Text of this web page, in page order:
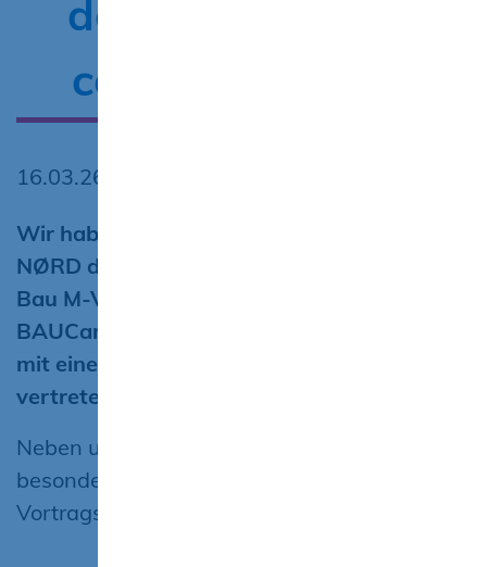
der NØRD digital
convention 2026
16.03.26
Wir haben die offizielle Bestätigung von der
NØRD digital convention erhalten: Die abc
Bau M-V GmbH wird mit dem Projekt
BAUCampus-MV am 27. und 28. Mai 2026
mit einem Stand auf der Messe in Rostock
vertreten sein.
Neben unserem Messestand freuen wir uns
besonders darüber, dass wir zusätzlich einen
Vortragsslot erhalten haben.